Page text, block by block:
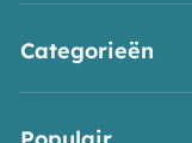
Categorieën